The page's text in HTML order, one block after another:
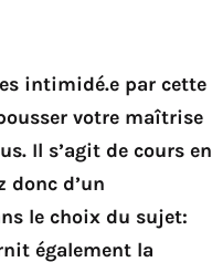
intimidé.e par cette
votre maîtrise
Il s’agit de cours en
donc d’un
le choix du sujet:
également la